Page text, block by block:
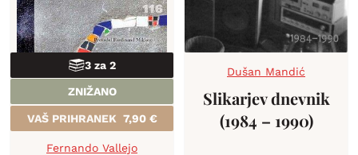
3 za 2
ZNIŽANO
VAŠ PRIHRANEK 7,90 €
Fernando Vallejo
Dušan Mandić
Slikarjev dnevnik
(1984 – 1990)